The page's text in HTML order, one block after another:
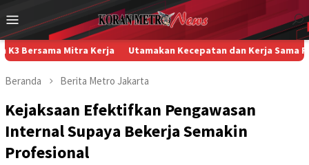
ke
konten
Menu
Mobile
Mitra Kerja Utamakan Kecepatan dan Kerja Sama
Beranda Berita Metro Jakarta
Kejaksaan Efektifkan Pengawasan
Internal Supaya Bekerja Semakin
Profesional